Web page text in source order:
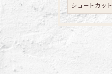
ショートカット